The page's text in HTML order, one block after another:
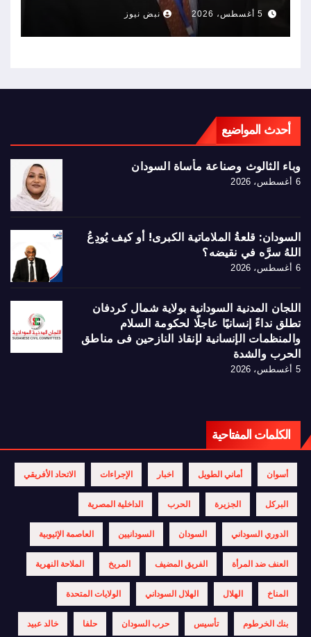
خلال حرب السودان)
5 أغسطس، 2026 نبض نيوز
أحدث المواضيع
وباء الثالوث وصناعة مأساة السودان
6 أغسطس، 2026
السودان: قلعةُ الملاماتية الكبرى! أو كيف يُودِعُ
اللهُ سرَّه في نقيضه؟
6 أغسطس، 2026
اللجان المدنية السودانية بولاية شمال كردفان
تطلق نداءً إنسانيًا عاجلًا لحكومة السلام
والمنظمات الإنسانية لإنقاذ النازحين فى مناطق
الحرب والشدة
5 أغسطس، 2026
الكلمات المفتاحية
أسوان أماني الطويل اخبار الإجراءات الاتحاد الأفريقي
البركل الجزيرة الحرب الداخلية المصرية
الدوري السوداني السودان السودانيين العاصمة الإثيوبية
العنف ضد المرأة الفريق المضيف المريخ الملاحة النهرية
المناخ الهلال الهلال السوداني الولايات المتحدة
بنك الخرطوم تأسيس حرب السودان حلفا خالد عبيد